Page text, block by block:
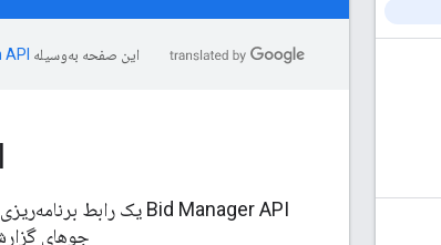
این صفحه به‌وسیله
Bid Manager API یک رابط برنامه‌ریزی برای
جوهای